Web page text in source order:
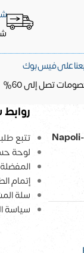
على فيس بوك
تصل إلى 60%
ورق حائط 5 متر مربع - Napoli-
تتبع
لوحة
المفضلة
إتمام
سلة
سياسة